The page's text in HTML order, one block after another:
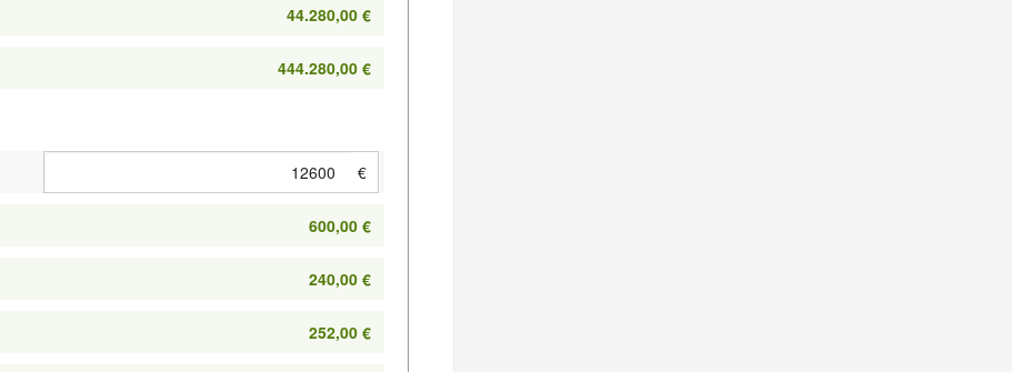
44.280,00 €
444.280,00 €
€
600,00 €
240,00 €
252,00 €